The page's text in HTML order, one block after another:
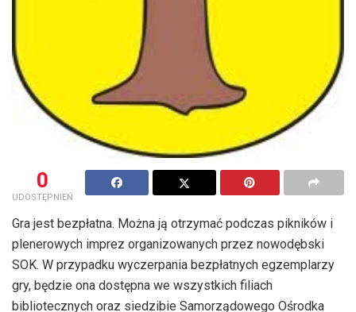
0
UDOSTĘPNIEŃ
Gra jest bezpłatna. Można ją otrzymać podczas pikników i
plenerowych imprez organizowanych przez nowodębski
SOK. W przypadku wyczerpania bezpłatnych egzemplarzy
gry, będzie ona dostępna we wszystkich filiach
bibliotecznych oraz siedzibie Samorządowego Ośrodka